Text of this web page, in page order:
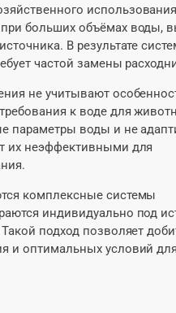
больших объёмах воды,
В результате
частой замены
не учитывают
к воде для
параметры воды и не
их неэффективными для
комплексные системы
индивидуально под
подход позволяет
и оптимальных условий для